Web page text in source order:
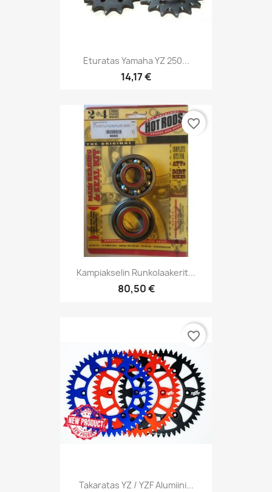
Eturatas Yamaha YZ 250...
14,17 €
Kampiakselin Runkolaakerit...
80,50 €
favorite_border
Takaratas YZ / YZF Alumiini...
favorite_border